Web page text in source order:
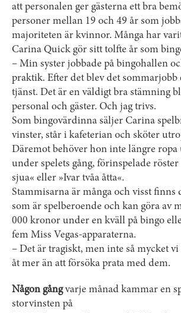
att personalen ger gästerna ett bra
personer mellan 19 och 49 år som
majoriteten är kvinnor. Många har
Carina Quick gör sitt tolfte år som
– Min syster jobbade på bingohallen
praktik. Efter det blev det sommarjobb
tjänst. Det är en väldigt bra stämning
personal och gäster. Och jag trivs.
Som bingovärdinna säljer Carina
vinster, står i kafeterian och sköter
Däremot behöver hon inte längre
under spelets gång, förinspelade
sjua« eller »Ivar tvåa åtta«.
Stammisarna är många och visst finns
som är spelberoende och kan göra av
000 kronor under en kväll på bingo
fem Miss Vegas-apparaterna.
– Det är tragiskt, men inte så mycket vi
åt mer än att försöka prata med dem.
Någon gångvarje månad kammar en
storvinsten på